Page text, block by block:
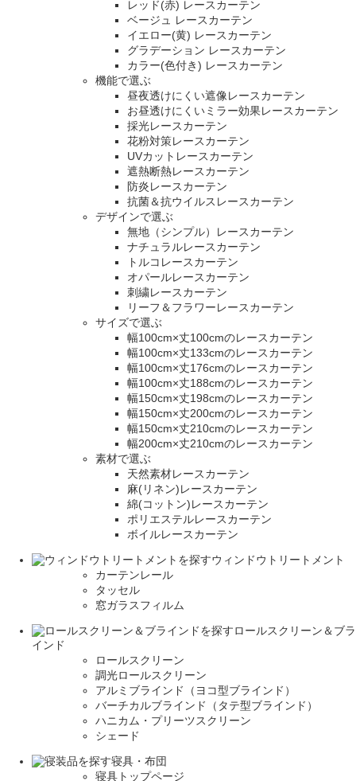
レッド(赤) レースカーテン
ベージュ レースカーテン
イエロー(黄) レースカーテン
グラデーション レースカーテン
カラー(色付き) レースカーテン
機能で選ぶ
昼夜透けにくい遮像レースカーテン
お昼透けにくいミラー効果レースカーテン
採光レースカーテン
花粉対策レースカーテン
UVカットレースカーテン
遮熱断熱レースカーテン
防炎レースカーテン
抗菌＆抗ウイルスレースカーテン
デザインで選ぶ
無地（シンプル）レースカーテン
ナチュラルレースカーテン
トルコレースカーテン
オパールレースカーテン
刺繍レースカーテン
リーフ＆フラワーレースカーテン
サイズで選ぶ
幅100cm×丈100cmのレースカーテン
幅100cm×丈133cmのレースカーテン
幅100cm×丈176cmのレースカーテン
幅100cm×丈188cmのレースカーテン
幅150cm×丈198cmのレースカーテン
幅150cm×丈200cmのレースカーテン
幅150cm×丈210cmのレースカーテン
幅200cm×丈210cmのレースカーテン
素材で選ぶ
天然素材レースカーテン
麻(リネン)レースカーテン
綿(コットン)レースカーテン
ポリエステルレースカーテン
ボイルレースカーテン
ウィンドウトリートメント
カーテンレール
タッセル
窓ガラスフィルム
ロールスクリーン＆ブラ
インド
ロールスクリーン
調光ロールスクリーン
アルミブラインド（ヨコ型ブラインド）
バーチカルブラインド（タテ型ブラインド）
ハニカム・プリーツスクリーン
シェード
寝具・布団
寝具トップページ